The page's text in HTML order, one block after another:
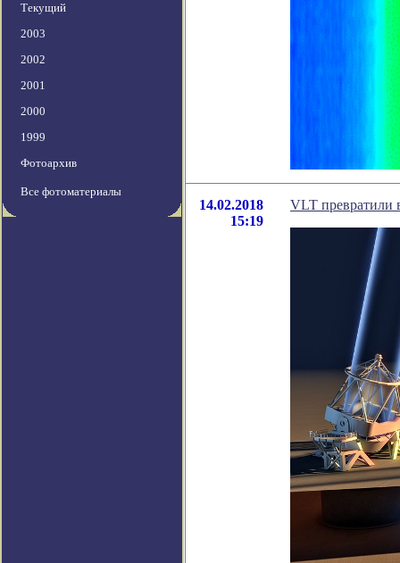
Текущий
2003
2002
2001
2000
1999
Фотоархив
Все фотоматериалы
14.02.2018
15:19
VLT превратили